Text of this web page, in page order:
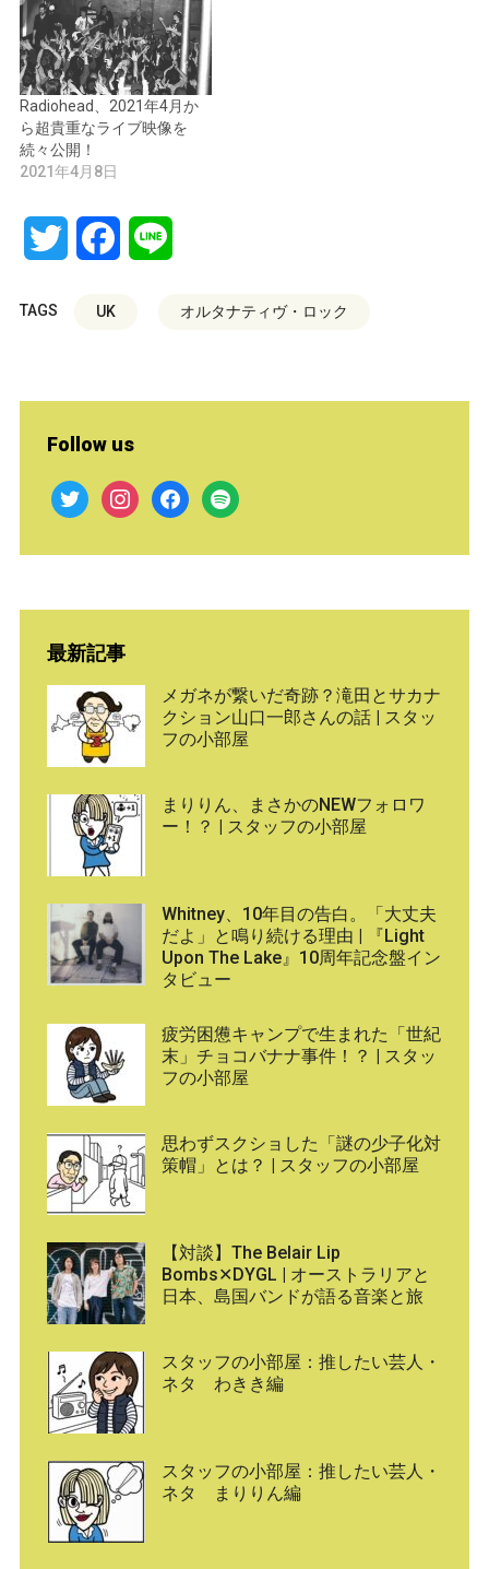
Radiohead、2021年4月か
ら超貴重なライブ映像を
続々公開！
2021年4月8日
Twitter Facebook
TAGS UK オルタナティヴ・ロック
Follow us
twitter instagramfacebook
spotify
最新記事
メガネが繋いだ奇跡？滝田とサカナ
クション山口一郎さんの話 | スタッ
フの小部屋
まりりん、まさかのNEWフォロワ
ー！？ | スタッフの小部屋
Whitney、10年目の告白。「大丈夫
だよ」と鳴り続ける理由 | 『Light
Upon The Lake』10周年記念盤イン
タビュー
疲労困憊キャンプで生まれた「世紀
末」チョコバナナ事件！？ | スタッ
フの小部屋
思わずスクショした「謎の少子化対
策帽」とは？ | スタッフの小部屋
【対談】The Belair Lip
Bombs✕DYGL | オーストラリアと
日本、島国バンドが語る音楽と旅
スタッフの小部屋：推したい芸人・
ネタ わきき編
スタッフの小部屋：推したい芸人・
ネタ まりりん編